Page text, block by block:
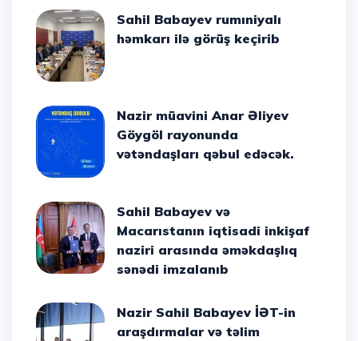
Sahil Babayev rumıniyalı
həmkarı ilə görüş keçirib
Nazir müavini Anar Əliyev
Göygöl rayonunda
vətəndaşları qəbul edəcək.
Sahil Babayev və
Macarıstanın iqtisadi inkişaf
naziri arasında əməkdaşlıq
sənədi imzalanıb
Nazir Sahil Babayev İƏT-in
araşdırmalar və təlim